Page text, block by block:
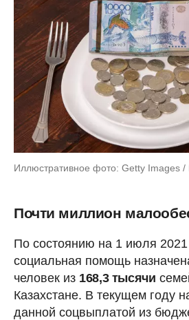
Иллюстративное фото: Getty Images /
Почти миллион
По состоянию на 1 июля 2021
социальная помощь
человек из 168,3 тысячи
Казахстане. В текущем году
данной соцвыплатой из